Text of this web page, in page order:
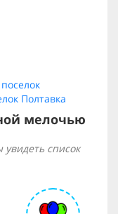
Полтавка
мелочью
список